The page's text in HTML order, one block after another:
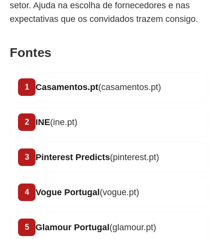
setor. Ajuda na escolha de fornecedores e nas
expectativas que os convidados trazem consigo.
Fontes
Casamentos.pt(casamentos.pt)
INE(ine.pt)
Pinterest Predicts(pinterest.pt)
Vogue Portugal (vogue.pt)
Glamour Portugal (glamour.pt)